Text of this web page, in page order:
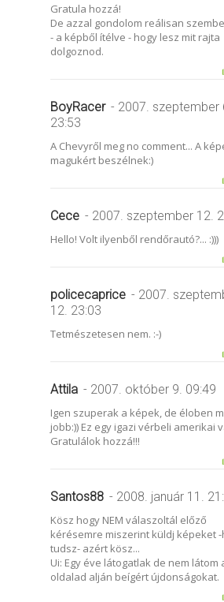
Gratula hozzá!
De azzal gondolom reálisan
- a képből ítélve - hogy lesz mit rajta
dolgoznod.
BoyRacer - 2007. szeptember
23:53
A Chevyről meg no comment... A
magukért beszélnek:)
Cece - 2007. szeptember 12.
Hello! Volt ilyenből rendőrautó?... :)))
policecaprice - 2007.
12. 23:03
Tetmészetesen nem. :-)
Attila - 2007. október 9. 09:49
Igen szuperak a képek, de éloben
jobb:)) Ez egy igazi vérbeli amerikai
Gratulálok hozzá!!!
Santos88 - 2008. január 11.
Kösz hogy NEM válaszoltál előző
kérésemre miszerint küldj képeket -
tudsz- azért kösz...
Ui: Egy éve látogatlak de nem látom
oldalad alján beígért újdonságokat.